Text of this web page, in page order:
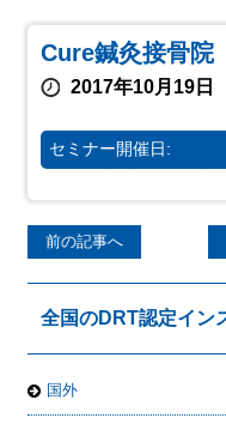
Cure鍼灸接骨院
2017年10月19日
セミナー開催日:
前の記事へ
全国のDRT認定イン
国外